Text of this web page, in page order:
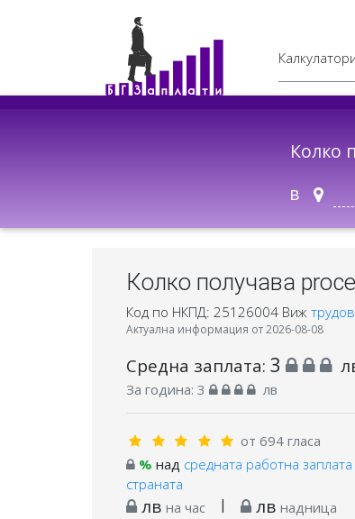
Колко
в
Колко получава
Код по НКПД: 25126004Виж
Актуална информация от 2026-08-08
Средна заплата: 3
За година: 3 лв
от 694 гласа
% над средната работна заплата
страната
лв на час | лв надница